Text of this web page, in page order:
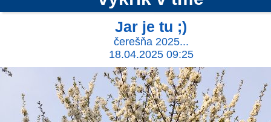
Jar je tu ;)
čerešňa 2025...
18.04.2025 09:25